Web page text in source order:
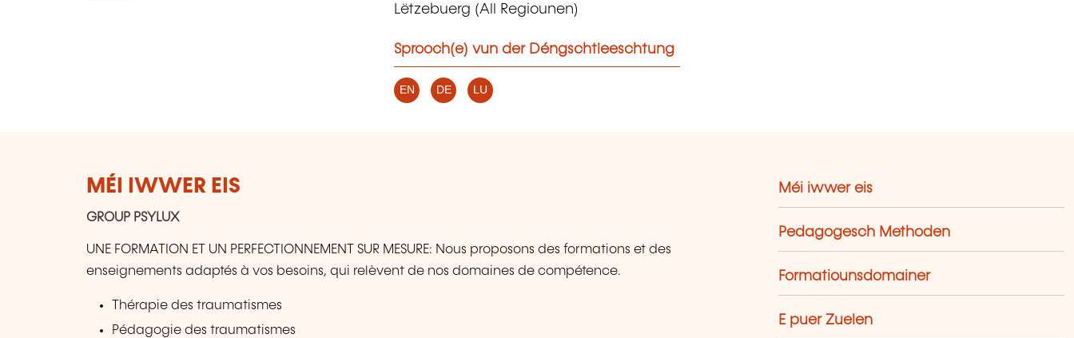
Lëtzebuerg (All Regiounen)
Sprooch(e) vun der Déngschtleeschtung
EN DE LU
MÉI IWWER EIS
GROUP PSYLUX
UNE FORMATION ET UN PERFECTIONNEMENT SUR MESURE: Nous proposons des formations et des
enseignements adaptés à vos besoins, qui relèvent de nos domaines de compétence.
Thérapie des traumatismes
Pédagogie des traumatismes
Méi iwwer eis
Pedagogesch Methoden
Formatiounsdomainer
E puer Zuelen